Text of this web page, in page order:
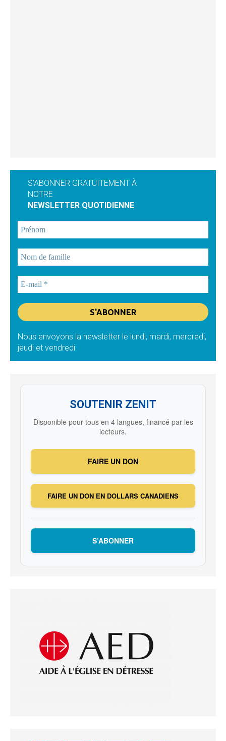
S'ABONNER GRATUITEMENT À
NOTRE
NEWSLETTER QUOTIDIENNE
Nous envoyons la newsletter le lundi, mardi, mercredi,
jeudi et vendredi
SOUTENIR ZENIT
Disponible pour tous en 4 langues, financé par les
lecteurs.
FAIRE UN DON
FAIRE UN DON EN DOLLARS CANADIENS
S’ABONNER